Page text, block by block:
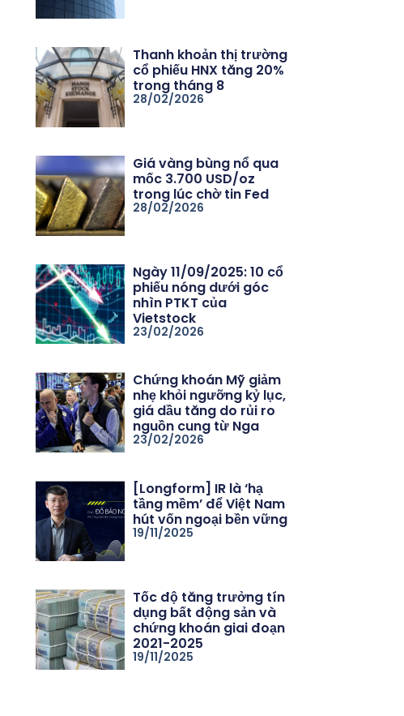
Thanh khoản thị trường
cổ phiếu HNX tăng 20%
trong tháng 8
28/02/2026
Giá vàng bùng nổ qua
mốc 3.700 USD/oz
trong lúc chờ tin Fed
28/02/2026
Ngày 11/09/2025: 10 cổ
phiếu nóng dưới góc
nhìn PTKT của
Vietstock
23/02/2026
Chứng khoán Mỹ giảm
nhẹ khỏi ngưỡng kỷ lục,
giá dầu tăng do rủi ro
nguồn cung từ Nga
23/02/2026
[Longform] IR là ‘hạ
tầng mềm’ để Việt Nam
hút vốn ngoại bền vững
19/11/2025
Tốc độ tăng trưởng tín
dụng bất động sản và
chứng khoán giai đoạn
2021-2025
19/11/2025